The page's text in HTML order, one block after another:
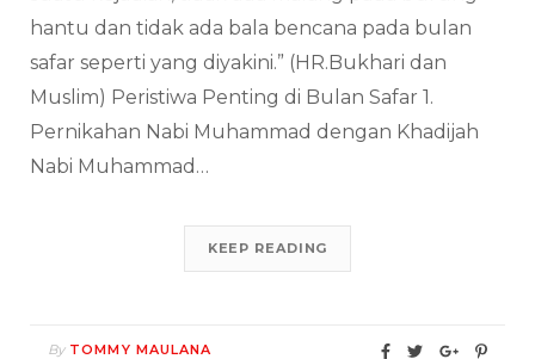
hantu dan tidak ada bala bencana pada bulan
safar seperti yang diyakini.” (HR.Bukhari dan
Muslim) Peristiwa Penting di Bulan Safar 1.
Pernikahan Nabi Muhammad dengan Khadijah
Nabi Muhammad…
KEEP READING
By TOMMY MAULANA